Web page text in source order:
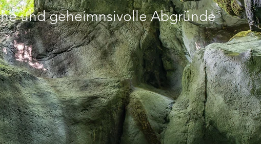
und geheimnsivolle Abgründe